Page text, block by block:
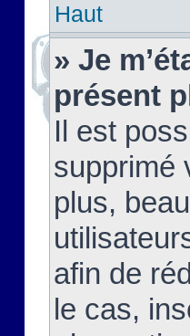
Haut
» Je
présent
Il est
supprimé
plus,
afin de
le cas,